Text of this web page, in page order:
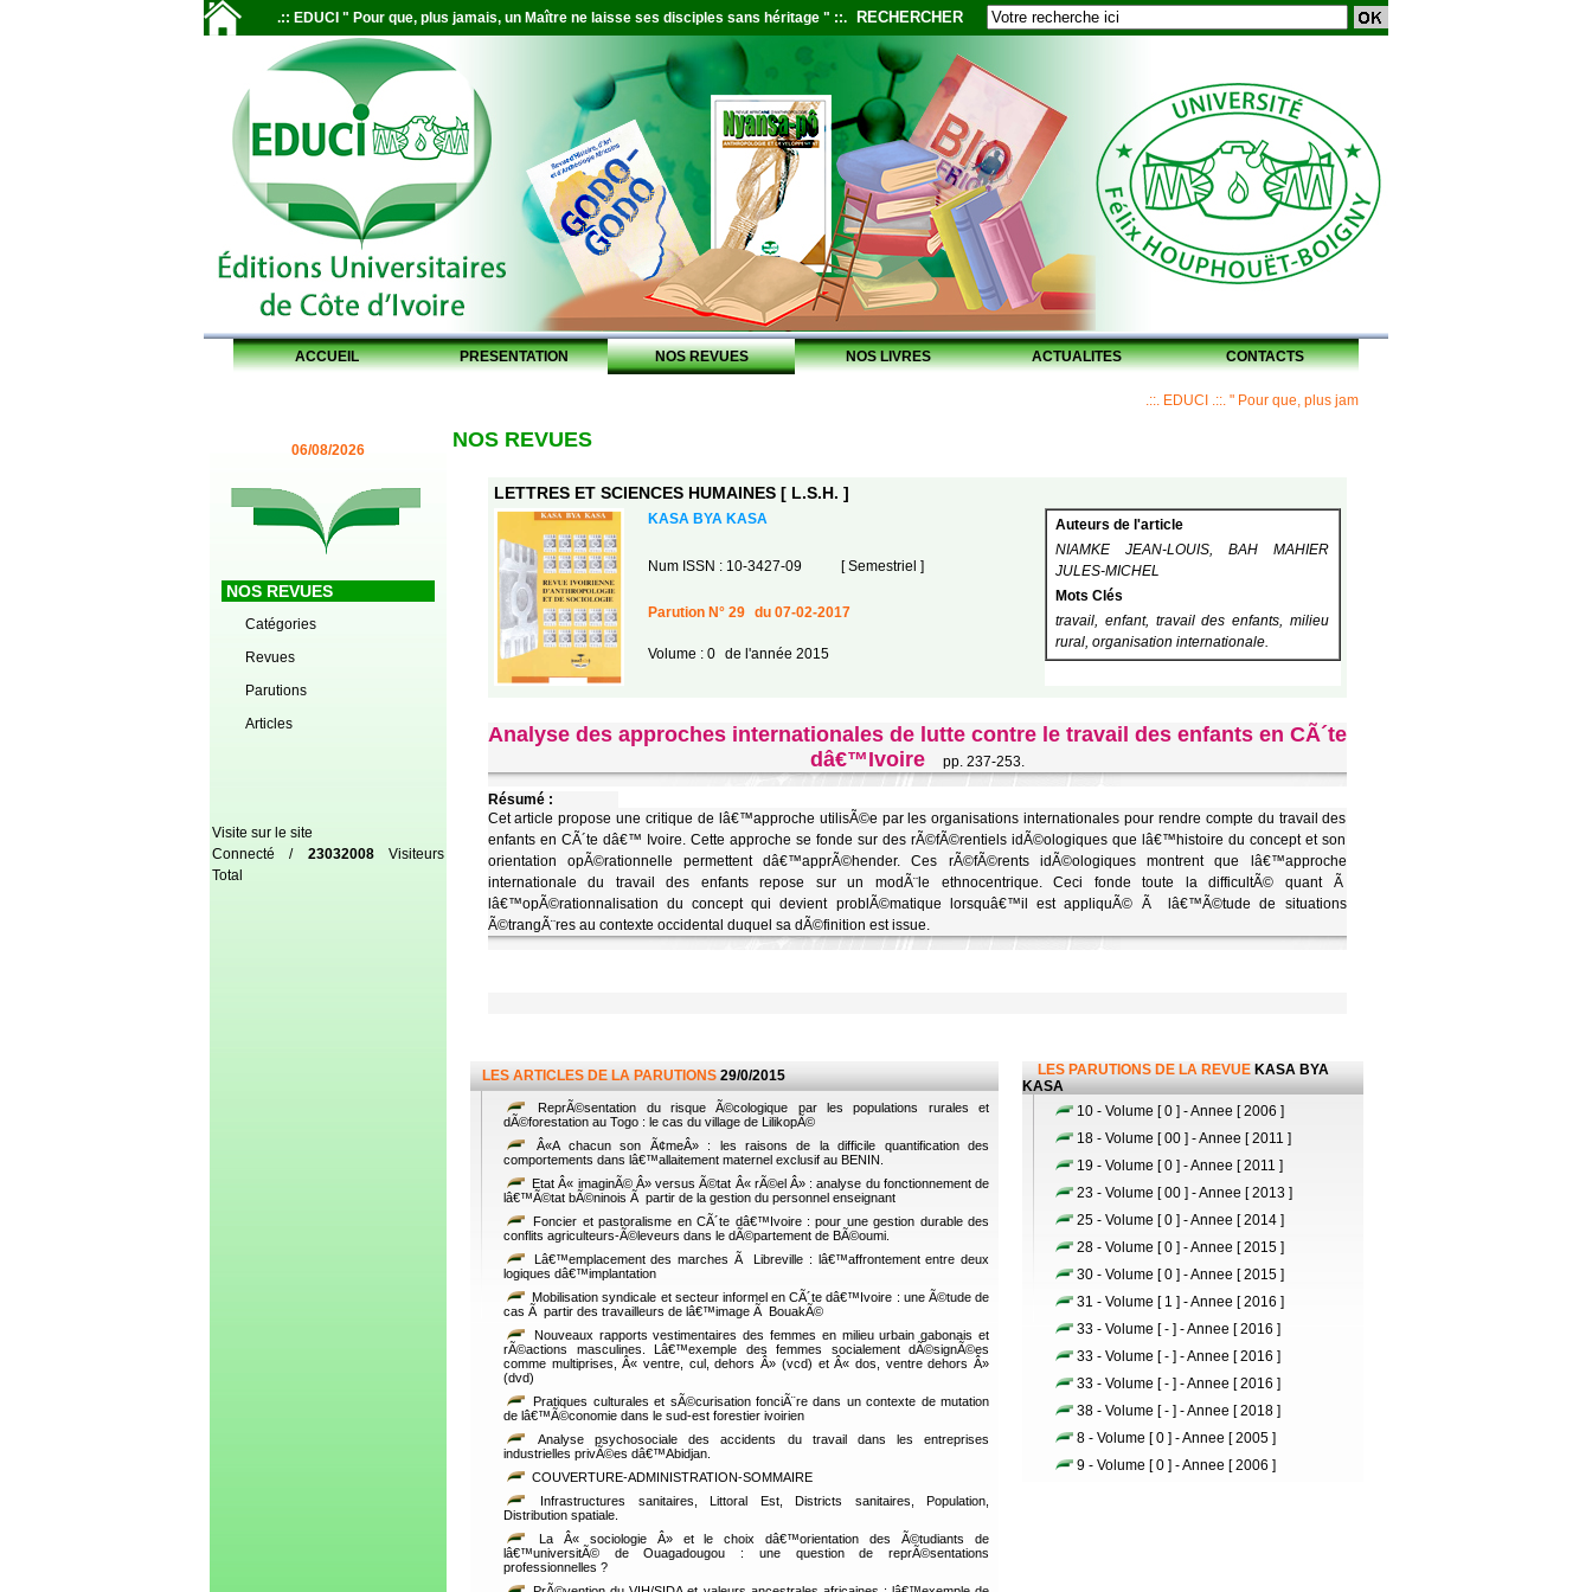
.:: EDUCI " Pour que, plus jamais, un Maître ne laisse ses disciples sans héritage " ::. RECHERCHER
ACCUEIL PRESENTATION NOS REVUES NOS LIVRES ACTUALITES CONTACTS
.::. EDUCI .::. " Pour que, plus jamais, un Maître ne laisse ses disciples
06/08/2026
NOS REVUES
Catégories
Revues
Parutions
Articles
Visite sur le site
Connecté / 23032008Visiteurs
Total
NOS REVUES
LETTRES ET SCIENCES HUMAINES [ L.S.H. ]
KASA BYA KASA
Auteurs de l'article
NIAMKE JEAN-LOUIS, BAH MAHIER
JULES-MICHEL
Mots Clés
travail, enfant, travail des enfants, milieu
rural, organisation internationale.
Num ISSN : 10-3427-09 [ Semestriel ]
Parution N° 29 du 07-02-2017
Volume : 0 de l'année 2015
Analyse des approches internationales de lutte contre le travail des enfants en CÃ´te
dâ€™Ivoire
pp. 237-253.
Résumé :
Cet article propose une critique de lâ€™approche utilisÃ©e par les organisations internationales pour rendre compte du travail des
enfants en CÃ´te dâ€™ Ivoire. Cette approche se fonde sur des rÃ©fÃ©rentiels idÃ©ologiques que lâ€™histoire du concept et son
orientation opÃ©rationnelle permettent dâ€™apprÃ©hender. Ces rÃ©fÃ©rents idÃ©ologiques montrent que lâ€™approche
internationale du travail des enfants repose sur un modÃ¨le ethnocentrique. Ceci fonde toute la difficultÃ© quant Ã
lâ€™opÃ©rationnalisation du concept qui devient problÃ©matique lorsquâ€™il est appliquÃ© Ã lâ€™Ã©tude de situations
Ã©trangÃ¨res au contexte occidental duquel sa dÃ©finition est issue.
LES ARTICLES DE LA PARUTIONS 29/0/2015
ReprÃ©sentation du risque Ã©cologique par les populations rurales et
dÃ©forestation au Togo : le cas du village de LilikopÃ©
Â«A chacun son Ã¢meÂ» : les raisons de la difficile quantification des
comportements dans lâ€™allaitement maternel exclusif au BENIN.
Etat Â« imaginÃ© Â» versus Ã©tat Â« rÃ©el Â» : analyse du fonctionnement de
lâ€™Ã©tat bÃ©ninois Ã partir de la gestion du personnel enseignant
Foncier et pastoralisme en CÃ´te dâ€™Ivoire : pour une gestion durable des
conflits agriculteurs-Ã©leveurs dans le dÃ©partement de BÃ©oumi.
Lâ€™emplacement des marches Ã Libreville : lâ€™affrontement entre deux
logiques dâ€™implantation
Mobilisation syndicale et secteur informel en CÃ´te dâ€™Ivoire : une Ã©tude de
cas Ã partir des travailleurs de lâ€™image Ã BouakÃ©
Nouveaux rapports vestimentaires des femmes en milieu urbain gabonais et
rÃ©actions masculines. Lâ€™exemple des femmes socialement dÃ©signÃ©es
comme multiprises, Â« ventre, cul, dehors Â» (vcd) et Â« dos, ventre dehors Â»
(dvd)
Pratiques culturales et sÃ©curisation fonciÃ¨re dans un contexte de mutation
de lâ€™Ã©conomie dans le sud-est forestier ivoirien
Analyse psychosociale des accidents du travail dans les entreprises
industrielles privÃ©es dâ€™Abidjan.
COUVERTURE-ADMINISTRATION-SOMMAIRE
Infrastructures sanitaires, Littoral Est, Districts sanitaires, Population,
Distribution spatiale.
La Â« sociologie Â» et le choix dâ€™orientation des Ã©tudiants de
lâ€™universitÃ© de Ouagadougou : une question de reprÃ©sentations
professionnelles ?
LES PARUTIONS DE LA REVUE KASA BYA
KASA
10 - Volume [ 0 ] - Annee [ 2006 ]
18 - Volume [ 00 ] - Annee [ 2011 ]
19 - Volume [ 0 ] - Annee [ 2011 ]
23 - Volume [ 00 ] - Annee [ 2013 ]
25 - Volume [ 0 ] - Annee [ 2014 ]
28 - Volume [ 0 ] - Annee [ 2015 ]
30 - Volume [ 0 ] - Annee [ 2015 ]
31 - Volume [ 1 ] - Annee [ 2016 ]
33 - Volume [ - ] - Annee [ 2016 ]
33 - Volume [ - ] - Annee [ 2016 ]
33 - Volume [ - ] - Annee [ 2016 ]
38 - Volume [ - ] - Annee [ 2018 ]
8 - Volume [ 0 ] - Annee [ 2005 ]
9 - Volume [ 0 ] - Annee [ 2006 ]